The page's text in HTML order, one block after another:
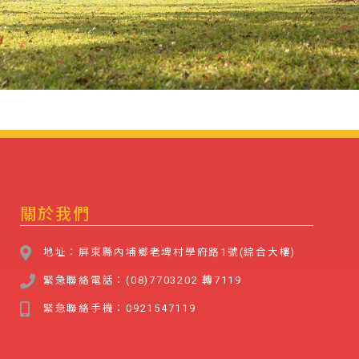
關於我們
地址：屏東縣內埔鄉老埤村學府路1號(綜合大樓)
緊急聯絡電話：(08)7703202 轉7119
緊急聯絡手機：0921547119